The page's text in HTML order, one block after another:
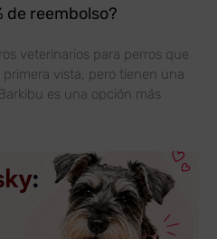
de reembolso?
veterinarios para perros que
vista, pero tienen una
es una opción más